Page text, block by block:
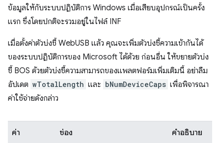
ข้อมูลให้กับระบบปฏิบัติการ Windows เมื่อเสียบอุปกรณ์เป็นครั้ง
แรก ซึ่งโดยปกติจะรวมอยู่ในไฟล์ INF
เมื่อตั้งค่าตัวบ่งชี้ WebUSB แล้ว คุณจะเพิ่มตัวบ่งชี้ความเข้ากันได้
ของระบบปฏิบัติการของ Microsoft ได้ด้วย ก่อนอื่น ให้ขยายตัวบ่ง
ชี้ BOS ด้วยตัวบ่งชี้ความสามารถของแพลตฟอร์มเพิ่มเติมนี้ อย่าลืม
อัปเดต wTotalLength และ bNumDeviceCaps เพื่อพิจารณา
ค่าใช้จ่ายดังกล่าว
ค่า ช่อง คำอธิบาย